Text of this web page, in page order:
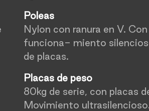
Poleas
Nylon con ranura en V.
funciona- miento
de placas.
Placas de peso
80kg de serie, con placas
Movimiento